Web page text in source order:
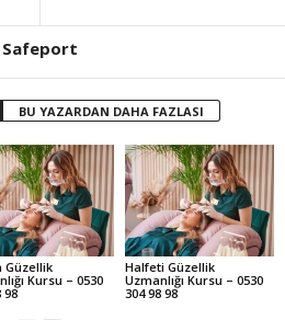
Safeport
BU YAZARDAN DAHA FAZLASI
Güzellik
Kursu – 0530
98
Halfeti Güzellik
Uzmanlığı Kursu – 0530
304 98 98